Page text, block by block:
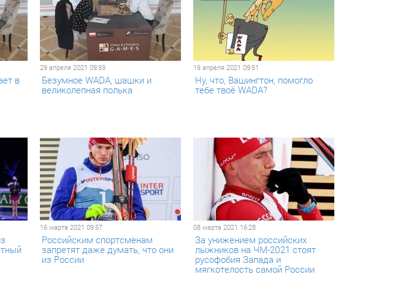
в
29 апреля 2021 09:59
Безумное WADA, шашки и
великолепная полька
19 апреля 2021 09:51
Ну, что, Вашингтон, помогло
тебе твоё WADA?
16 марта 2021 09:57
Российским спортсменам
запретят даже думать, что они
из России
08 марта 2021 16:28
За унижением российских
лыжников на ЧМ-2021 стоят
русофобия Запада и
мягкотелость самой России